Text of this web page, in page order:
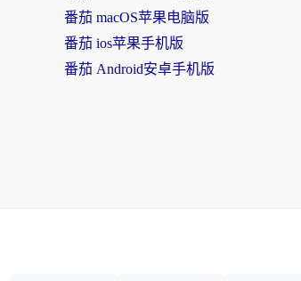
番茄 macOS苹果电脑版
番茄 ios苹果手机版
番茄 Android安卓手机版